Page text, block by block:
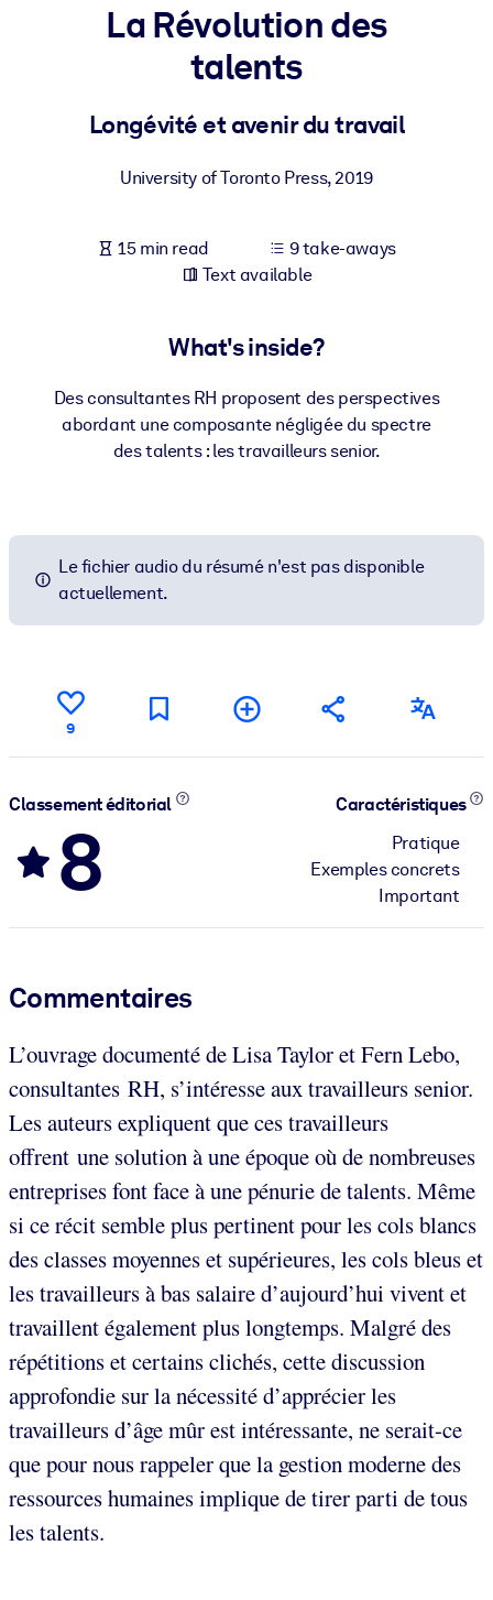
Bring bite-sized, verified knowledge into your LMS/LXP for
learning results.
For Corporate Libraries
knowledge.
La Révolution des
talents
Longévité et avenir du travail
University of Toronto Press,2019
15 min read
9 take-aways
Text available
What's inside?
Des consultantes RH proposent des perspectives
abordant une composante négligée du spectre
des talents : les travailleurs senior.
Le fichier audio du résumé n'est pas disponible
actuellement.
9
Classement éditorial
8
Caractéristiques
Pratique
Exemples concrets
Important
Commentaires
L’ouvrage documenté de Lisa Taylor et Fern Lebo,
consultantes RH, s’intéresse aux travailleurs senior.
Les auteurs expliquent que ces travailleurs
offrent une solution à une époque où de nombreuses
entreprises font face à une pénurie de talents. Même
si ce récit semble plus pertinent pour les cols blancs
des classes moyennes et supérieures, les cols bleus et
les travailleurs à bas salaire d’aujourd’hui vivent et
travaillent également plus longtemps. Malgré des
répétitions et certains clichés, cette discussion
approfondie sur la nécessité d’apprécier les
travailleurs d’âge mûr est intéressante, ne serait-ce
que pour nous rappeler que la gestion moderne des
ressources humaines implique de tirer parti de tous
les talents.